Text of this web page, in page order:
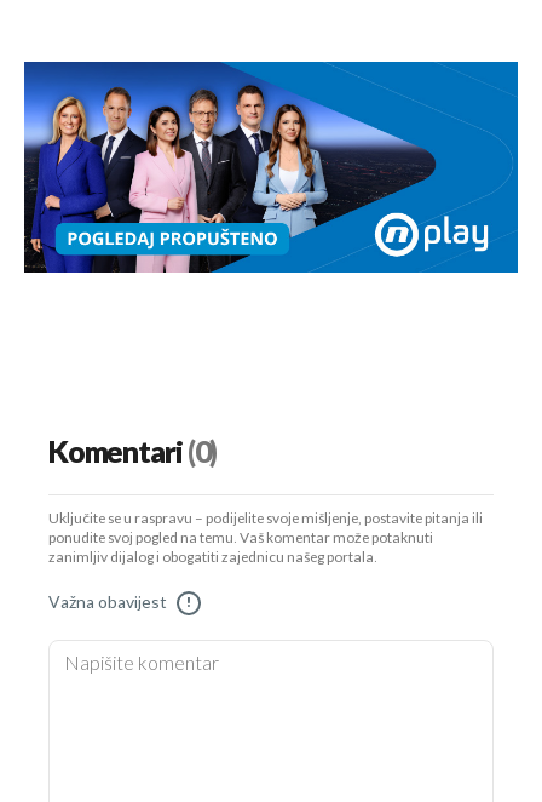
Komentari(0)
Uključite se u raspravu – podijelite svoje mišljenje, postavite pitanja ili
ponudite svoj pogled na temu. Vaš komentar može potaknuti
zanimljiv dijalog i obogatiti zajednicu našeg portala.
Važna obavijest !